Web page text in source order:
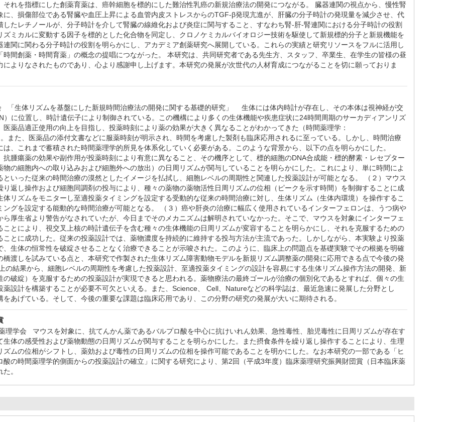
それを指標にした創薬育薬は、癌幹細胞を標的にした難治性乳癌の新規治療法の開発につながる。 臓器連関の視点から、慢性腎
に、損傷部位である腎臓や血圧上昇による血管内皮ストレスからのTGF-β発現亢進が、肝臓の分子時計の発現量を減少させ、代
したレチノールが、分子時計を介して腎臓の線維化および炎症に関与すること、すなわち腎-肝-腎連関における分子時計の役割
ズミカルに変動する因子を標的とした化合物を同定し、クロノケミカルバイオロジー技術を駆使して新規標的分子と新規機能を
連関に関わる分子時計の役割を明らかにし、アカデミア創薬研究へ展開している。これらの実績と研究リソースをフルに活用し
時間創薬・時間育薬」の概念の提唱につながった。 本研究は、共同研究者である先生方、スタッフ、卒業生、在学生の皆様の昼
によりなされたものであり、心より感謝申し上げます。本研究の発展が次世代の人材育成につながることを切に願っておりま
生体リズムを基盤にした新規時間治療法の開発に関する基礎的研究」 生体には体内時計が存在し、その本体は視神経が交
）に位置し、時計遺伝子により制御されている。この機構により多くの生体機能や疾患症状に24時間周期のサーカディアンリズ
医薬品適正使用の向上を目指し、投薬時刻により薬の効果が大きく異なることがわかってきた（時間薬理学：
また、医薬品の添付文書などに服薬時刻が明示され、時間を考慮した製剤も臨床応用されるに至っている。しかし、時間治療
、これまで蓄積された時間薬理学的所見を体系化していく必要がある。このような背景から、以下の点を明らかにした。
抗腫瘍薬の効果や副作用が投薬時刻により有意に異なること、その機序として、標的細胞のDNA合成能・標的酵素・レセプター
物の細胞内への取り込みおよび細胞外への放出）の日周リズムが関与していることを明らかにした。これにより、単に時間によ
といった従来の時間治療の漠然としたイメージを払拭し、細胞レベルの周期性と関連した投薬設計が可能となる。 （２）マウス
り返し操作および細胞同調剤の投与により、種々の薬物の薬物活性日周リズムの位相（ピークを示す時間）を制御することに成
体リズムをモニターし至適投薬タイミングを設定する受動的な従来の時間治療に対し、生体リズム（生体内環境）を操作するこ
ングを設定する能動的な時間治療が可能となる。 （３）癌や肝炎の治療に幅広く使用されているインターフェロンは、うつ病や
ら厚生省より警告がなされていたが、今日までそのメカニズムは解明されていなかった。そこで、マウスを対象にインターフェ
ことにより、視交叉上核の時計遺伝子を含む種々の生体機能の日周リズムが変容することを明らかにし、それを克服するための
ことに成功した。従来の投薬設計では、薬物濃度を持続的に維持する投与方法が主流であった。しかしながら、本実験より投薬
、生体の恒常性を破綻させることなく治療できることが示唆された。このように、臨床上の問題点を基礎実験でその根拠を明確
橋渡しを試みている点と、本研究で作製された生体リズム障害動物モデルを新規リズム調整薬の開発に応用できる点で今後の発
結果から、細胞レベルの周期性を考慮した投薬設計、至適投薬タイミングの設計を容易にする生体リズム操作方法の開発、新
の破綻）を克服するための投薬設計が実現できると思われる。薬物療法の最終ゴールが治療の個別化であるとすれば、個々の生
薬設計を構築することが必要不可欠といえる。また、Science、 Cell、Natureなどの科学誌は、最近急速に発展した分野とし
をあげている。そして、今後の重要な課題は臨床応用であり、この分野の研究の発展が大いに期待される。
学会 マウスを対象に、抗てんかん薬であるバルプロ酸を中心に抗けいれん効果、急性毒性、胎児毒性に日周リズムが存在す
生体の感受性および薬物動態の日周リズムが関与することを明らかにした。また摂食条件を繰り返し操作することにより、生理
ズムの位相がシフトし、薬効および毒性の日周リズムの位相を操作可能であることを明かにした。なお本研究の一部である「ヒ
酸の時間薬理学的側面からの投薬設計の確立」に関する研究により、第2回（平成3年度）臨床薬理研究振興財団賞（日本臨床薬
。